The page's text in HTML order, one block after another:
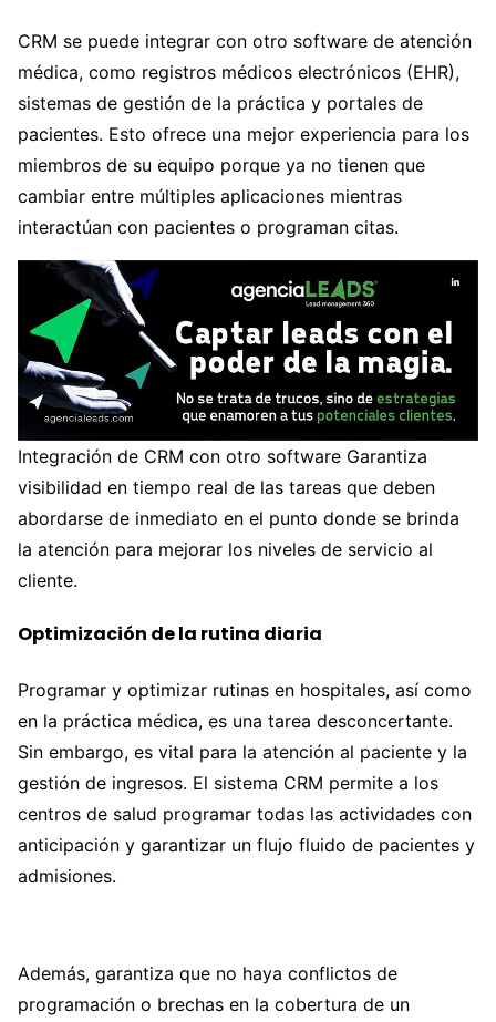
CRM se puede integrar con otro software de atención
médica, como registros médicos electrónicos (EHR),
sistemas de gestión de la práctica y portales de
pacientes. Esto ofrece una mejor experiencia para los
miembros de su equipo porque ya no tienen que
cambiar entre múltiples aplicaciones mientras
interactúan con pacientes o programan citas.
Integración de CRM con otro software Garantiza
visibilidad en tiempo real de las tareas que deben
abordarse de inmediato en el punto donde se brinda
la atención para mejorar los niveles de servicio al
cliente.
Optimización de la rutina diaria
Programar y optimizar rutinas en hospitales, así como
en la práctica médica, es una tarea desconcertante.
Sin embargo, es vital para la atención al paciente y la
gestión de ingresos. El sistema CRM permite a los
centros de salud programar todas las actividades con
anticipación y garantizar un flujo fluido de pacientes y
admisiones.
Además, garantiza que no haya conflictos de
programación o brechas en la cobertura de un